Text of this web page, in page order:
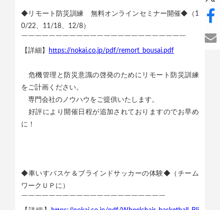
◆リモート防災訓練 無料オンラインセミナー開催◆（1
0/22、11/18、12/8）
￣￣￣￣￣￣￣￣￣￣￣￣￣￣￣￣￣￣￣￣￣￣￣￣
【詳細】
https://nokai.co.jp/pdf/remort_bousai.pdf
危機管理と防災意識の啓発のためにリモート防災訓練
をご計画ください。
専門会社のノウハウをご提供いたします。
好評により開催日程が追加されておりますのでお早め
に！
◆車いすバスケ＆ブラインドサッカーの体験◆（チーム
ワークＵＰに）
￣￣￣￣￣￣￣￣￣￣￣￣￣￣￣￣￣￣￣￣￣